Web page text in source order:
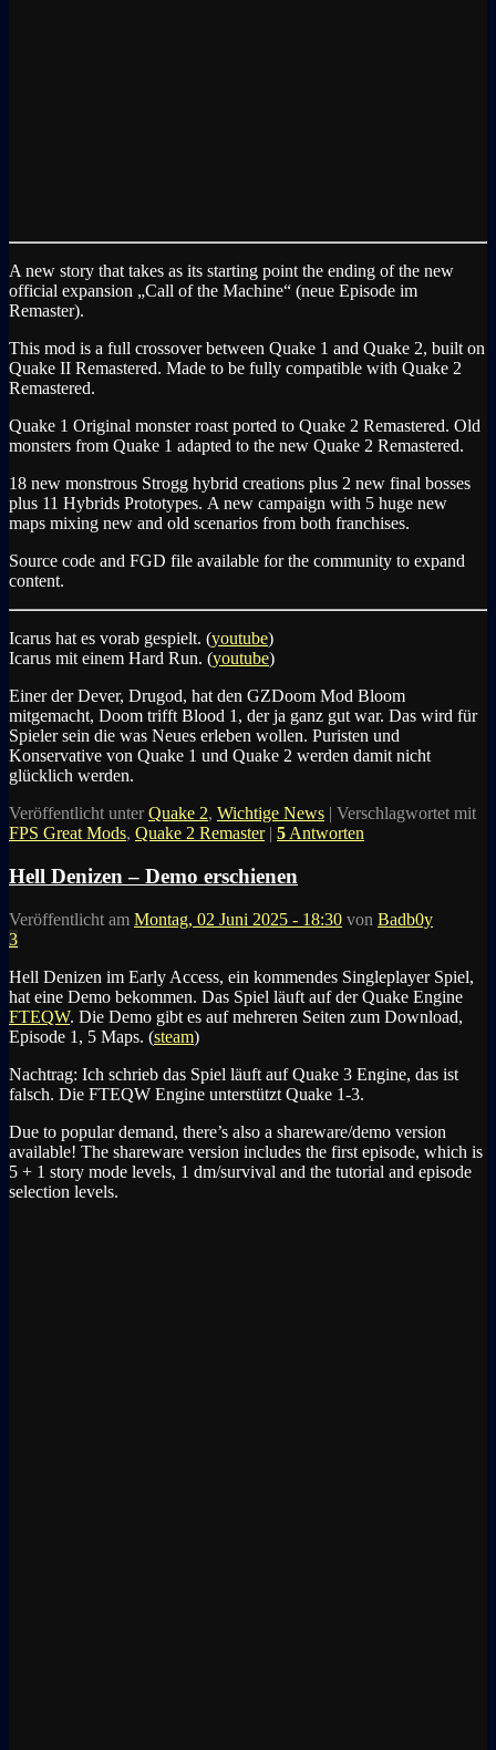
A new story that takes as its starting point the ending of the new
official expansion „Call of the Machine“ (neue Episode im
Remaster).
This mod is a full crossover between Quake 1 and Quake 2, built on
Quake II Remastered. Made to be fully compatible with Quake 2
Remastered.
Quake 1 Original monster roast ported to Quake 2 Remastered. Old
monsters from Quake 1 adapted to the new Quake 2 Remastered.
18 new monstrous Strogg hybrid creations plus 2 new final bosses
plus 11 Hybrids Prototypes. A new campaign with 5 huge new
maps mixing new and old scenarios from both franchises.
Source code and FGD file available for the community to expand
content.
Icarus hat es vorab gespielt. (youtube)
Icarus mit einem Hard Run. (youtube)
Einer der Dever, Drugod, hat den GZDoom Mod Bloom
mitgemacht, Doom trifft Blood 1, der ja ganz gut war. Das wird für
Spieler sein die was Neues erleben wollen. Puristen und
Konservative von Quake 1 und Quake 2 werden damit nicht
glücklich werden.
Veröffentlicht unter Quake 2, Wichtige News | Verschlagwortet mit
FPS Great Mods, Quake 2 Remaster | 5 Antworten
Hell Denizen – Demo erschienen
Veröffentlicht am Montag, 02 Juni 2025 - 18:30 von Badb0y
3
Hell Denizen im Early Access, ein kommendes Singleplayer Spiel,
hat eine Demo bekommen. Das Spiel läuft auf der Quake Engine
FTEQW. Die Demo gibt es auf mehreren Seiten zum Download,
Episode 1, 5 Maps. (steam)
Nachtrag: Ich schrieb das Spiel läuft auf Quake 3 Engine, das ist
falsch. Die FTEQW Engine unterstützt Quake 1-3.
Due to popular demand, there’s also a shareware/demo version
available! The shareware version includes the first episode, which is
5 + 1 story mode levels, 1 dm/survival and the tutorial and episode
selection levels.